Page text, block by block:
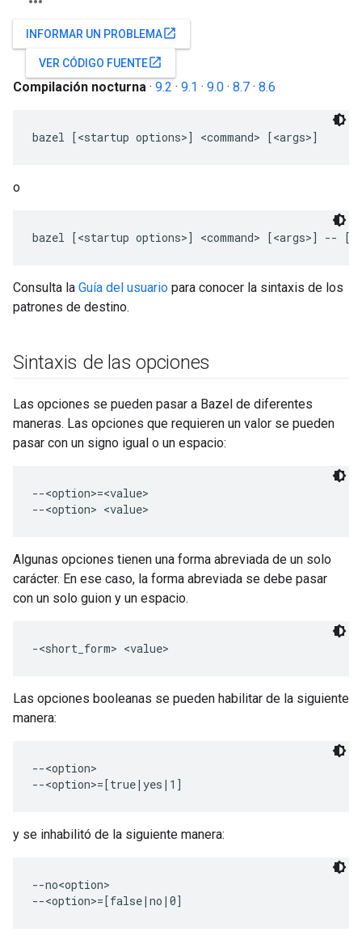
INFORMAR UN PROBLEMAopen_in_new
VER CÓDIGO FUENTEopen_in_new
Compilación nocturna · 9.2 · 9.1 · 9.0 · 8.7 · 8.6
o
Consulta la Guía del usuario para conocer la sintaxis de los
patrones de destino.
Sintaxis de las opciones
Las opciones se pueden pasar a Bazel de diferentes
maneras. Las opciones que requieren un valor se pueden
pasar con un signo igual o un espacio:
--<option>=<value>
Algunas opciones tienen una forma abreviada de un solo
carácter. En ese caso, la forma abreviada se debe pasar
con un solo guion y un espacio.
Las opciones booleanas se pueden habilitar de la siguiente
manera:
--<option>
y se inhabilitó de la siguiente manera:
--no<option>